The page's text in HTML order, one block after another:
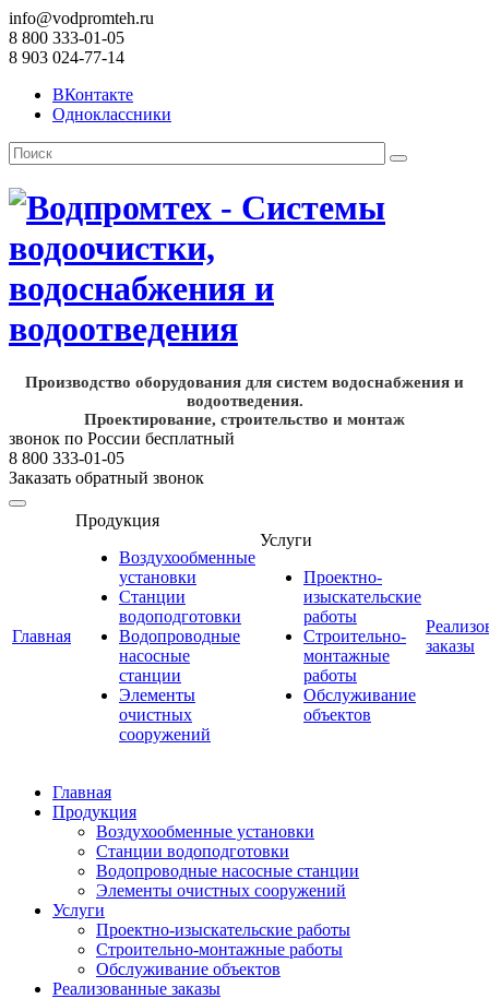
info@vodpromteh.ru
8 800 333-01-05
8 903 024-77-14
ВКонтакте
Одноклассники
Производство оборудования для систем водоснабжения и
водоотведения.
Проектирование, строительство и монтаж
звонок по России бесплатный
8 800 333-01-05
Заказать обратный звонок
Главная
Продукция
Воздухообменные
установки
Станции
водоподготовки
Водопроводные
насосные
станции
Элементы
очистных
сооружений
Услуги
Проектно-
изыскательские
работы
Строительно-
монтажные
работы
Обслуживание
объектов
заказы
Главная
Продукция
Воздухообменные установки
Станции водоподготовки
Водопроводные насосные станции
Элементы очистных сооружений
Услуги
Проектно-изыскательские работы
Строительно-монтажные работы
Обслуживание объектов
Реализованные заказы